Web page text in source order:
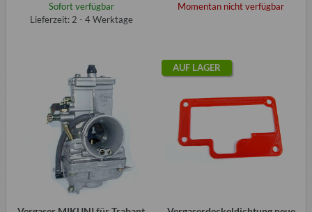
Sofort verfügbar
Lieferzeit: 2 - 4 Werktage
Momentan nicht verfügbar
AUF LAGER